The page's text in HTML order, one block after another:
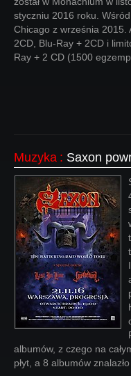
styczniu 2016 roku.
Chicago z września 2015.
2CD, Blu-Ray + 2CD i
Ray + 2 CD (1500
Muzyka : Saxon
albumów, z czego na
płyt, a 8 albumów